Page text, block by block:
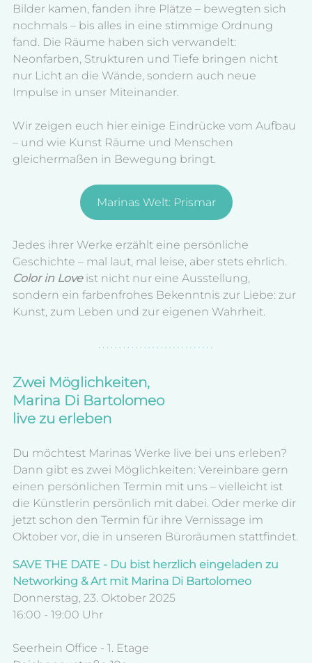
Bilder kamen, fanden ihre Plätze – bewegten sich
nochmals – bis alles in eine stimmige Ordnung
fand. Die Räume haben sich verwandelt:
Neonfarben, Strukturen und Tiefe bringen nicht
nur Licht an die Wände, sondern auch neue
Impulse in unser Miteinander.
Wir zeigen euch hier einige Eindrücke vom Aufbau
– und wie Kunst Räume und Menschen
gleichermaßen in Bewegung bringt.
Marinas Welt: Prismar
Jedes ihrer Werke erzählt eine persönliche
Geschichte – mal laut, mal leise, aber stets ehrlich.
Color in Love ist nicht nur eine Ausstellung,
sondern ein farbenfrohes Bekenntnis zur Liebe: zur
Kunst, zum Leben und zur eigenen Wahrheit.
Zwei Möglichkeiten,
Marina Di Bartolomeo
live zu erleben
Du möchtest Marinas Werke live bei uns erleben?
Dann gibt es zwei Möglichkeiten: Vereinbare gern
einen persönlichen Termin mit uns – vielleicht ist
die Künstlerin persönlich mit dabei. Oder merke dir
jetzt schon den Termin für ihre Vernissage im
Oktober vor, die in unseren Büroräumen stattfindet.
SAVE THE DATE - Du bist herzlich eingeladen zu
Networking & Art mit Marina Di Bartolomeo
Donnerstag, 23. Oktober 2025
16:00 - 19:00 Uhr
Seerhein Office - 1. Etage